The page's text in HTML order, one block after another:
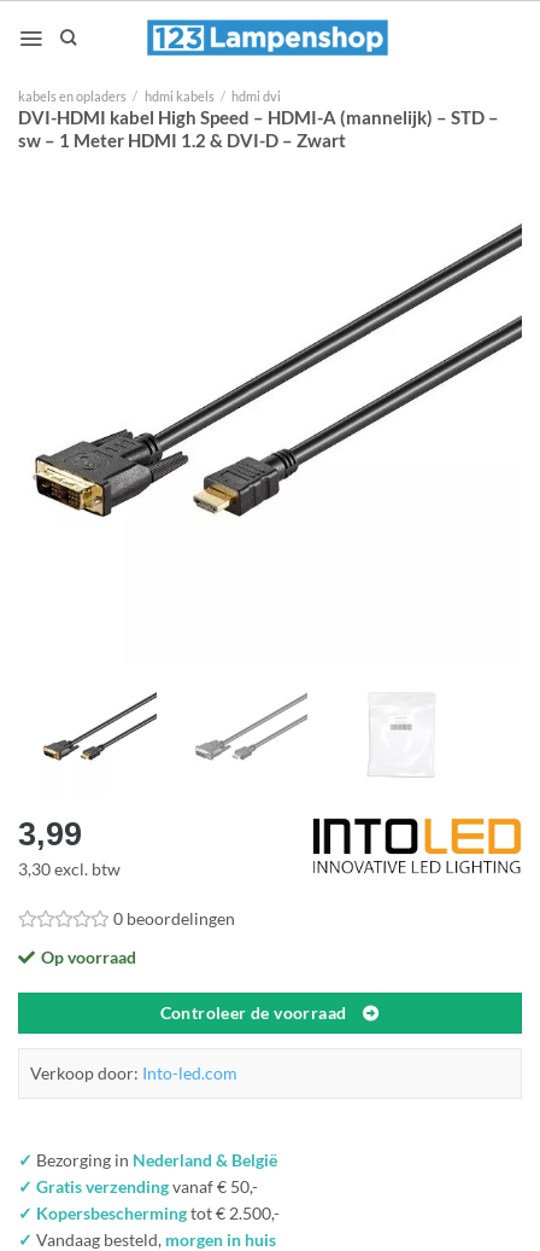
naar
kabels en opladers / hdmi kabels / hdmi dvi
DVI-HDMI kabel High Speed – HDMI-A (mannelijk) – STD –
sw – 1 Meter HDMI 1.2 & DVI-D – Zwart
3,99
3,30 excl. btw
0 beoordelingen
Op voorraad
Controleer de voorraad
Verkoop door: Into-led.com
✓ Bezorging in Nederland & België
✓ Gratis verzendingvanaf € 50,-
✓ Kopersbeschermingtot € 2.500,-
✓ Vandaag besteld, morgen in huis